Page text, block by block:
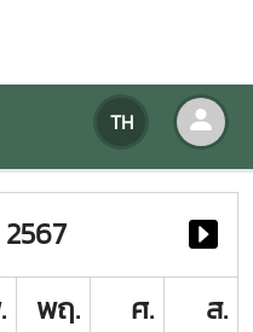
TH
น่วยงาน
พฤ. ศ.
ส.